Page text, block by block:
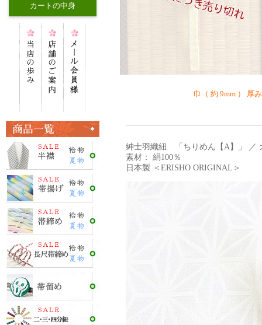
カートの中身
巾（ 約 9mm ） 厚
紳士羽織紐 「ちりめん【A】」 ／
素材： 絹100％
日本製 ＜ERISHO ORIGINAL＞